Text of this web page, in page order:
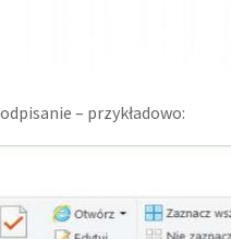
– przykładowo: